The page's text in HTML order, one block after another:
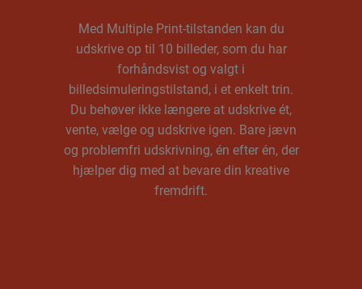
Med Multiple Print-tilstanden kan du
udskrive op til 10 billeder, som du har
forhåndsvist og valgt i
billedsimuleringstilstand, i et enkelt trin.
Du behøver ikke længere at udskrive ét,
vente, vælge og udskrive igen. Bare jævn
og problemfri udskrivning, én efter én, der
hjælper dig med at bevare din kreative
fremdrift.